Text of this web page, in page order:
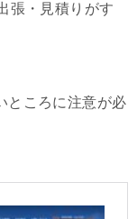
張・見積りがす
ところに注意が必